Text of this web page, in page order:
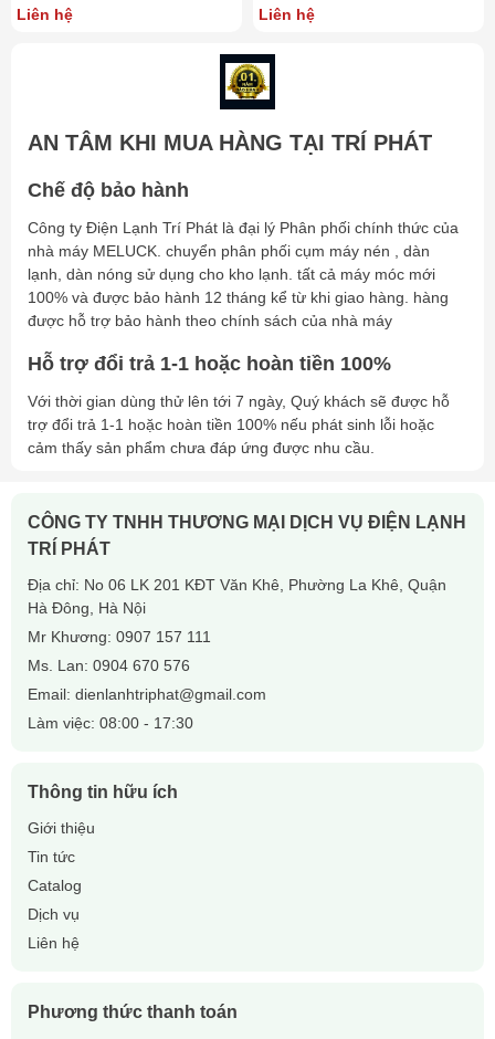
Liên hệ
Liên hệ
AN TÂM KHI MUA HÀNG TẠI TRÍ PHÁT
Chế độ bảo hành
Công ty Điện Lạnh Trí Phát là đại lý Phân phối chính thức của
nhà máy MELUCK. chuyển phân phối cụm máy nén , dàn
lạnh, dàn nóng sử dụng cho kho lạnh. tất cả máy móc mới
100% và được bảo hành 12 tháng kể từ khi giao hàng. hàng
được hỗ trợ bảo hành theo chính sách của nhà máy
Hỗ trợ đổi trả 1-1 hoặc hoàn tiền 100%
Với thời gian dùng thử lên tới 7 ngày, Quý khách sẽ được hỗ
trợ đổi trả 1-1 hoặc hoàn tiền 100% nếu phát sinh lỗi hoặc
cảm thấy sản phẩm chưa đáp ứng được nhu cầu.
CÔNG TY TNHH THƯƠNG MẠI DỊCH VỤ ĐIỆN LẠNH
TRÍ PHÁT
Địa chỉ: No 06 LK 201 KĐT Văn Khê, Phường La Khê, Quận
Hà Đông, Hà Nội
Mr Khương: 0907 157 111
Ms. Lan: 0904 670 576
Email: dienlanhtriphat@gmail.com
Làm việc: 08:00 - 17:30
Thông tin hữu ích
Giới thiệu
Tin tức
Catalog
Dịch vụ
Liên hệ
Phương thức thanh toán